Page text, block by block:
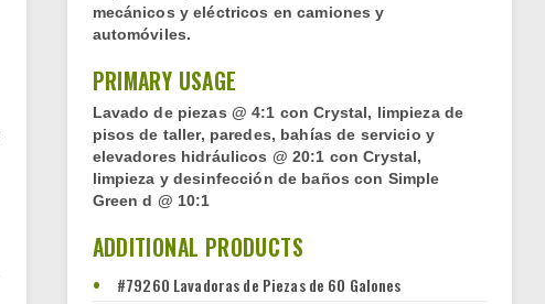
mecánicos y eléctricos en camiones y
automóviles.
PRIMARY USAGE
Lavado de piezas @ 4:1 con Crystal, limpieza de
pisos de taller, paredes, bahías de servicio y
elevadores hidráulicos @ 20:1 con Crystal,
limpieza y desinfección de baños con Simple
Green d @ 10:1
ADDITIONAL PRODUCTS
#79260 Lavadoras de Piezas de 60 Galones